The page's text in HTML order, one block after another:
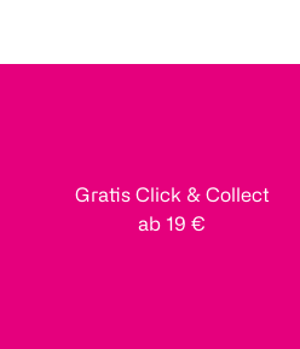
Gratis Click & Collect
ab 19 €